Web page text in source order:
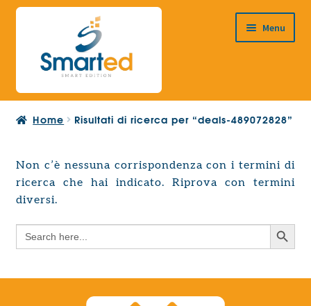
Vai
navigazione
Vai
contenuto
Menu
HOME
PRODOTTI
Espandi
il
child
PROGETTAZIONE EUROPEA
menu
child
Search
Home Risultati di ricerca per “deals-489072828”
Non c’è nessuna corrispondenza con i termini di
ricerca che hai indicato. Riprova con termini
diversi.
Search
for:
Search Button